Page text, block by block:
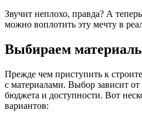
Звучит неплохо, правда? А
можно воплотить эту мечту в
Выбираем
Прежде чем приступить к
с материалами. Выбор зависит
бюджета и доступности. Вот
вариантов: